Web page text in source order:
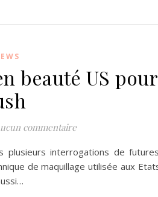
beauté US
commentaire
plusieurs interrogations de
de maquillage utilisée aux